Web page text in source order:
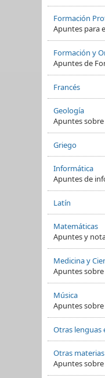
Formación
Apuntes para
Formación y
Apuntes de
Francés
Geología
Apuntes
Griego
Informática
Apuntes de
Latín
Matemáticas
Apuntes y
Medicina y
Apuntes
Música
Apuntes
Otras lenguas
Otras materias
Apuntes